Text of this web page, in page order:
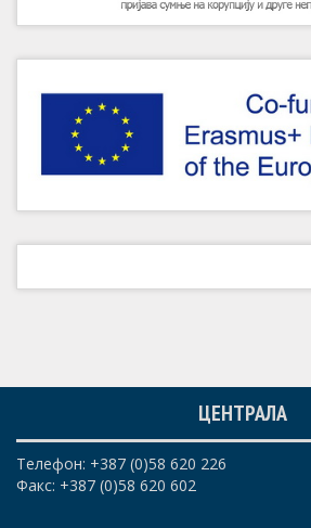
ЦЕНТРАЛА
Телефон: +387 (0)58 620 226
Факс: +387 (0)58 620 602